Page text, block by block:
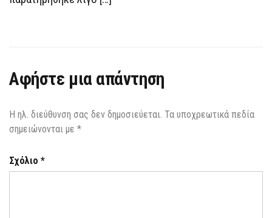
Αφήστε μια απάντηση
Η ηλ. διεύθυνση σας δεν δημοσιεύεται. Τα υποχρεωτικά πεδία
σημειώνονται με *
Σχόλιο *